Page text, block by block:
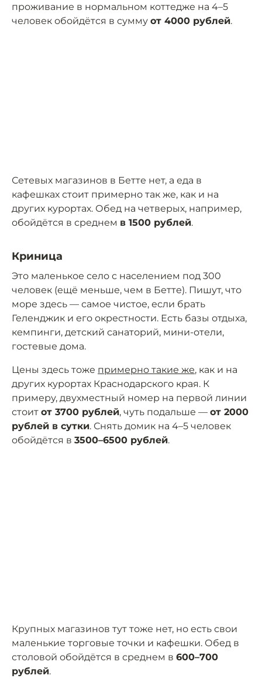
проживание в нормальном коттедже на 4–5
человек обойдётся в сумму от 4000 рублей.
Сетевых магазинов в Бетте нет, а еда в
кафешках стоит примерно так же, как и на
других курортах. Обед на четверых, например,
обойдётся в среднем в 1500 рублей.
Криница
Это маленькое село с населением под 300
человек (ещё меньше, чем в Бетте). Пишут, что
море здесь — самое чистое, если брать
Геленджик и его окрестности. Есть базы отдыха,
кемпинги, детский санаторий, мини-отели,
гостевые дома.
Цены здесь тоже примерно такие же, как и на
других курортах Краснодарского края. К
примеру, двухместный номер на первой линии
стоит от 3700 рублей, чуть подальше — от 2000
рублей в сутки. Снять домик на 4–5 человек
обойдётся в 3500–6500 рублей.
Крупных магазинов тут тоже нет, но есть свои
маленькие торговые точки и кафешки. Обед в
столовой обойдётся в среднем в 600–700
рублей.